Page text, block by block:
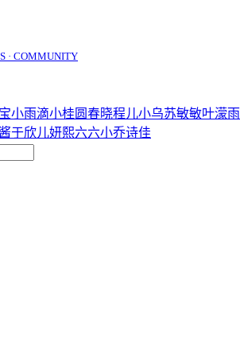
· COMMUNITY
小雨滴小桂圆春晓程儿小乌苏敏敏叶濛雨
于欣儿妍熙六六小乔诗佳